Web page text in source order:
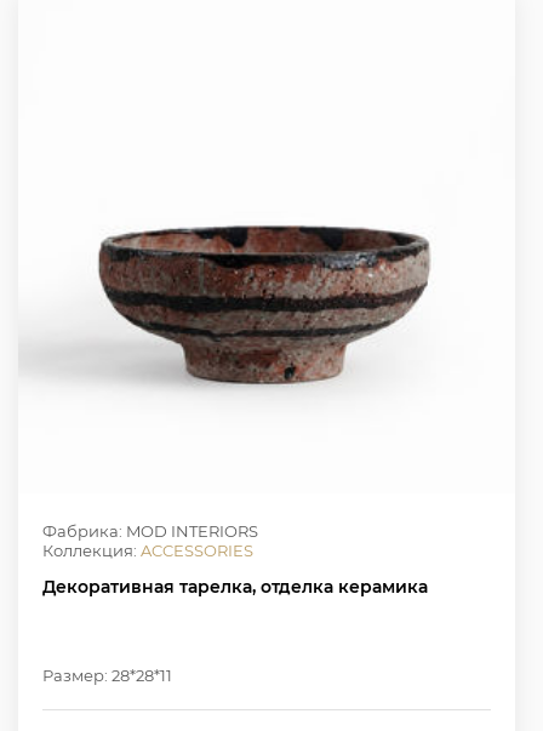
Фабрика: MOD INTERIORS
Коллекция: ACCESSORIES
Декоративная тарелка, отделка керамика
Размер: 28*28*11